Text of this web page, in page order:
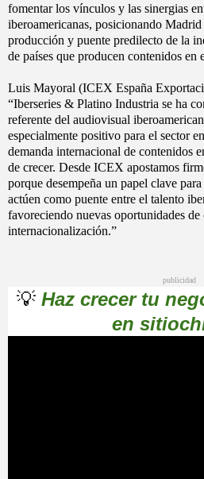
fomentar los vínculos y las sinergias
iberoamericanas, posicionando
producción y puente predilecto de la
de países que producen contenidos en
Luis Mayoral (ICEX España
“Iberseries & Platino Industria se ha
referente del audiovisual
especialmente positivo para el sector
demanda internacional de contenidos
de crecer. Desde ICEX apostamos
porque desempeña un papel clave
actúen como puente entre el talento
favoreciendo nuevas oportunidades
internacionalización.”
publicidad
💡 Haz crecer tu
en